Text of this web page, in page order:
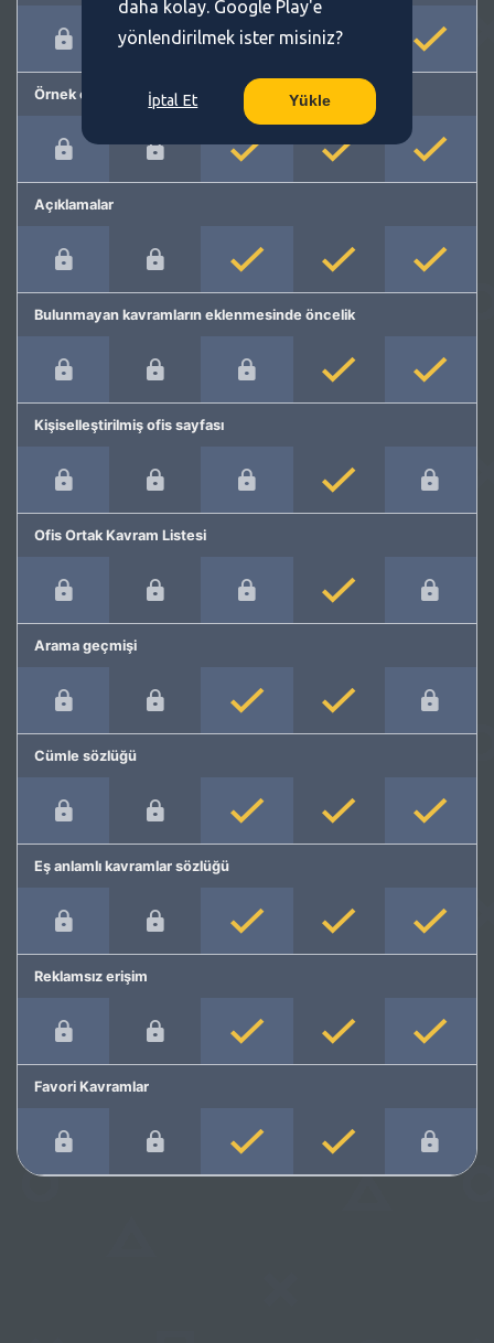
Örnek cümleler
Açıklamalar
Bulunmayan kavramların eklenmesinde öncelik
Kişiselleştirilmiş ofis sayfası
Ofis Ortak Kavram Listesi
Arama geçmişi
Cümle sözlüğü
Eş anlamlı kavramlar sözlüğü
Reklamsız erişim
Favori Kavramlar
daha kolay. Google Play'e
yönlendirilmek ister misiniz?
İptal Et Yükle